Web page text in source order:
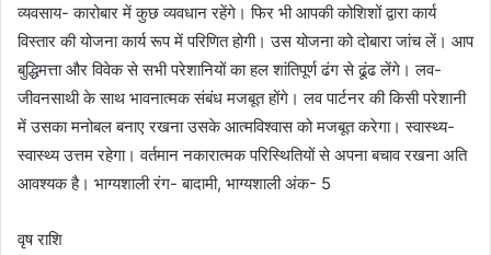
व्यवसाय- कारोबार में कुछ व्यवधान रहेंगे। फिर भी आपकी कोशिशों द्वारा कार्य
विस्तार की योजना कार्य रूप में परिणित होगी। उस योजना को दोबारा जांच लें। आप
बुद्धिमत्ता और विवेक से सभी परेशानियों का हल शांतिपूर्ण ढंग से ढूंढ लेंगे। लव-
जीवनसाथी के साथ भावनात्मक संबंध मजबूत होंगे। लव पार्टनर की किसी परेशानी
में उसका मनोबल बनाए रखना उसके आत्मविश्वास को मजबूत करेगा। स्वास्थ्य-
स्वास्थ्य उत्तम रहेगा। वर्तमान नकारात्मक परिस्थितियों से अपना बचाव रखना अति
आवश्यक है। भाग्यशाली रंग- बादामी, भाग्यशाली अंक- 5
वृष राशि